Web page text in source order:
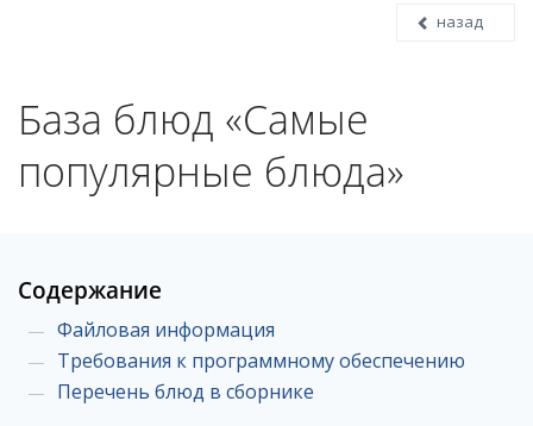
назад
База блюд «Самые
популярные блюда»
Содержание
Файловая информация
Требования к программному обеспечению
Перечень блюд в сборнике